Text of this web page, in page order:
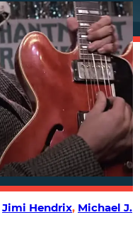
Jimi Hendrix, Michael J.